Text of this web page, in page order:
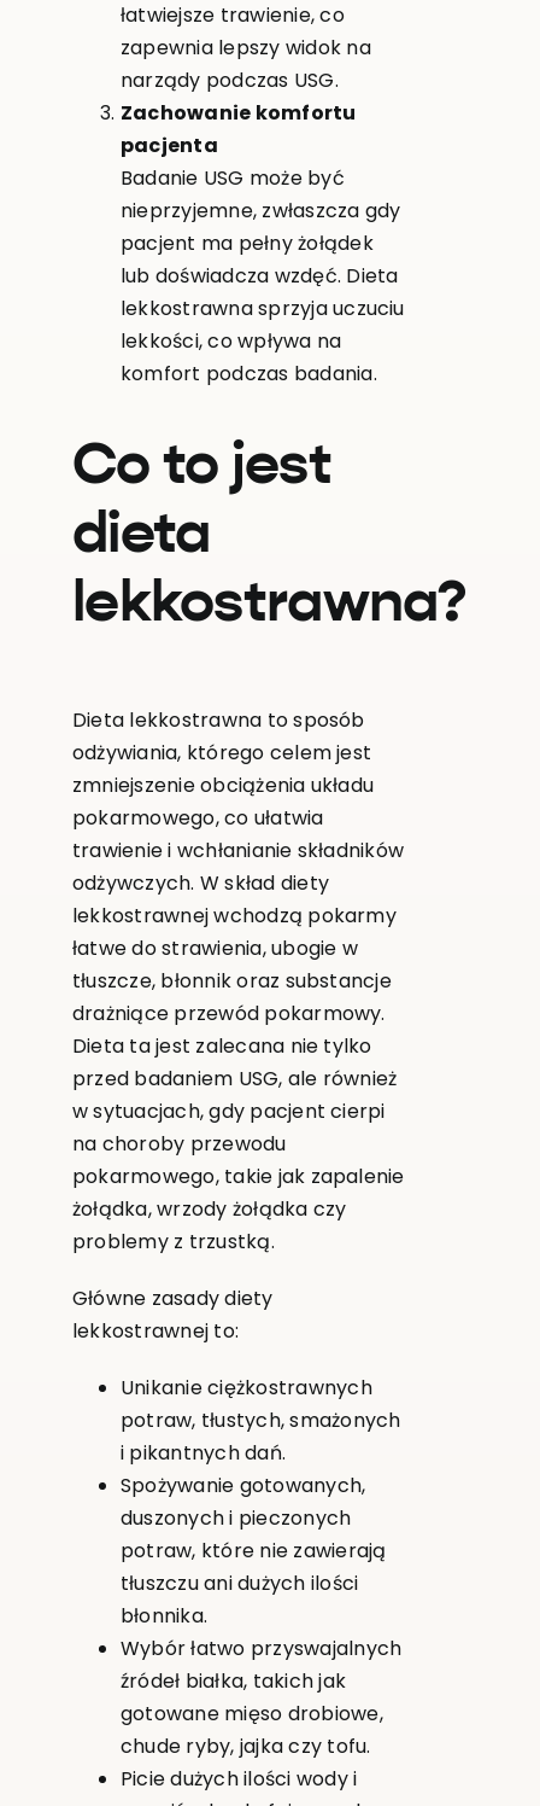
łatwiejsze trawienie, co
zapewnia lepszy widok na
narządy podczas USG.
Zachowanie komfortu
pacjenta
Badanie USG może być
nieprzyjemne, zwłaszcza gdy
pacjent ma pełny żołądek
lub doświadcza wzdęć. Dieta
lekkostrawna sprzyja uczuciu
lekkości, co wpływa na
komfort podczas badania.
Co to jest
dieta
lekkostrawna?
Dieta lekkostrawna to sposób
odżywiania, którego celem jest
zmniejszenie obciążenia układu
pokarmowego, co ułatwia
trawienie i wchłanianie składników
odżywczych. W skład diety
lekkostrawnej wchodzą pokarmy
łatwe do strawienia, ubogie w
tłuszcze, błonnik oraz substancje
drażniące przewód pokarmowy.
Dieta ta jest zalecana nie tylko
przed badaniem USG, ale również
w sytuacjach, gdy pacjent cierpi
na choroby przewodu
pokarmowego, takie jak zapalenie
żołądka, wrzody żołądka czy
problemy z trzustką.
Główne zasady diety
lekkostrawnej to:
Unikanie ciężkostrawnych
potraw, tłustych, smażonych
i pikantnych dań.
Spożywanie gotowanych,
duszonych i pieczonych
potraw, które nie zawierają
tłuszczu ani dużych ilości
błonnika.
Wybór łatwo przyswajalnych
źródeł białka, takich jak
gotowane mięso drobiowe,
chude ryby, jajka czy tofu.
Picie dużych ilości wody i